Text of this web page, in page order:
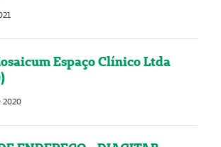
Espaço Clínico Ltda
2020